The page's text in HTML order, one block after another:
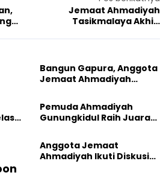
Jemaat Ahmadiyah
Tasikmalaya Akhiri
Masjid Mubarak
Bangun Gapura, Anggota
Jemaat Ahmadiyah
Sambut HUT RI ke-81
Pemuda Ahmadiyah
Gunungkidul Raih Juara
Anggota Jemaat
Ahmadiyah Ikuti Diskusi